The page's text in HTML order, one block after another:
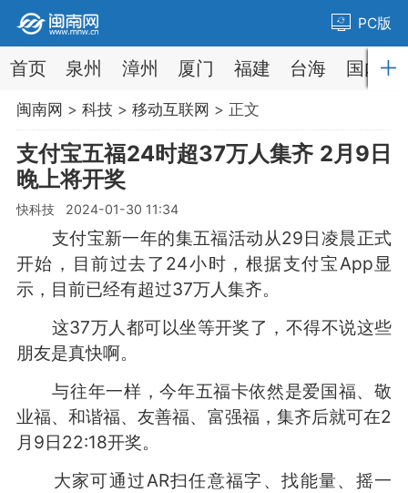
PC版
首页 泉州 漳州 厦门 福建 台海 国内
闽南网 > 科技 > 移动互联网 > 正文
支付宝五福24时超37万人集齐 2月9日
晚上将开奖
快科技 2024-01-30 11:34
支付宝新一年的集五福活动从29日凌晨正式
开始，目前过去了24小时，根据支付宝App显
示，目前已经有超过37万人集齐。
这37万人都可以坐等开奖了，不得不说这些
朋友是真快啊。
与往年一样，今年五福卡依然是爱国福、敬
业福、和谐福、友善福、富强福，集齐后就可在2
月9日22:18开奖。
大家可通过AR扫任意福字、找能量、摇一